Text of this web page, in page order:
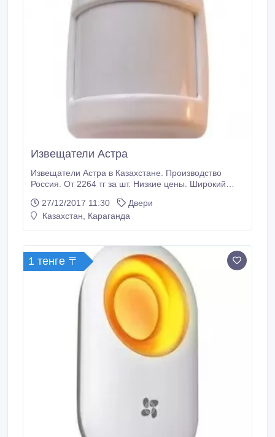
Извещатели Астра
Извещатели Астра в Казахстане. Производство
Россия. От 2264 тг за шт. Низкие цены. Широкий
организациям скидки..
27/12/2017 11:30
Двери
Казахстан, Караганда
1 тенге 〒